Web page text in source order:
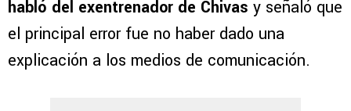
habló del exentrenador de Chivas y señaló que
el principal error fue no haber dado una
explicación a los medios de comunicación.